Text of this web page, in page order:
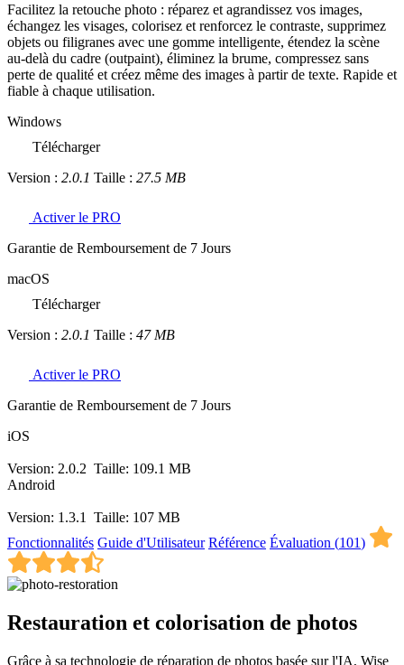
Facilitez la retouche photo : réparez et agrandissez vos images,
échangez les visages, colorisez et renforcez le contraste, supprimez
objets ou filigranes avec une gomme intelligente, étendez la scène
au-delà du cadre (outpaint), éliminez la brume, compressez sans
perte de qualité et créez même des images à partir de texte. Rapide et
fiable à chaque utilisation.
Windows
Télécharger
Version : 2.0.1 Taille : 27.5 MB
Activer le PRO
Garantie de Remboursement de 7 Jours
macOS
Télécharger
Version : 2.0.1 Taille : 47 MB
Activer le PRO
Garantie de Remboursement de 7 Jours
iOS
Version: 2.0.2 Taille: 109.1 MB
Android
Version: 1.3.1
Taille: 107 MB
Fonctionnalités Guide d'Utilisateur Référence Évaluation (101)
Restauration et colorisation de photos
Grâce à sa technologie de réparation de photos basée sur l'IA, Wise